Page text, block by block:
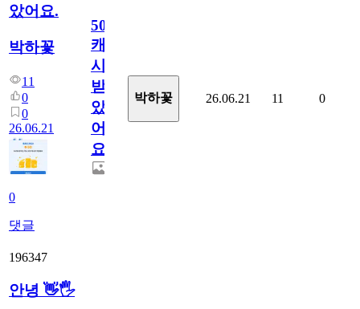
았어요.
박하꽃
11
0
0
26.06.21
0
댓글
50
캐
시
받
았
어
요.
박하꽃 26.06.21 11 0
196347
안녕 👋🖐